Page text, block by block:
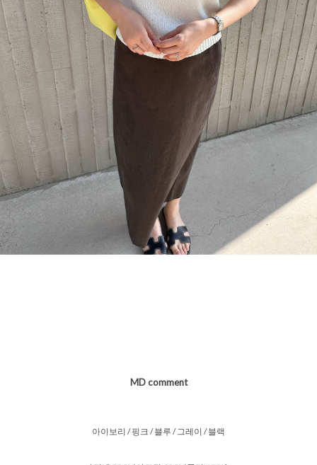
MD comment
아이보리 / 핑크 / 블루 / 그레이 / 블랙